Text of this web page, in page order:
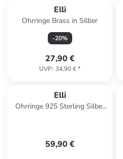
Elli
Ohrringe Brass in Silber
-20%
27,90 €
UVP: 34,90 €*
Elli
Ohrringe 925 Sterling Silber
59,90 €